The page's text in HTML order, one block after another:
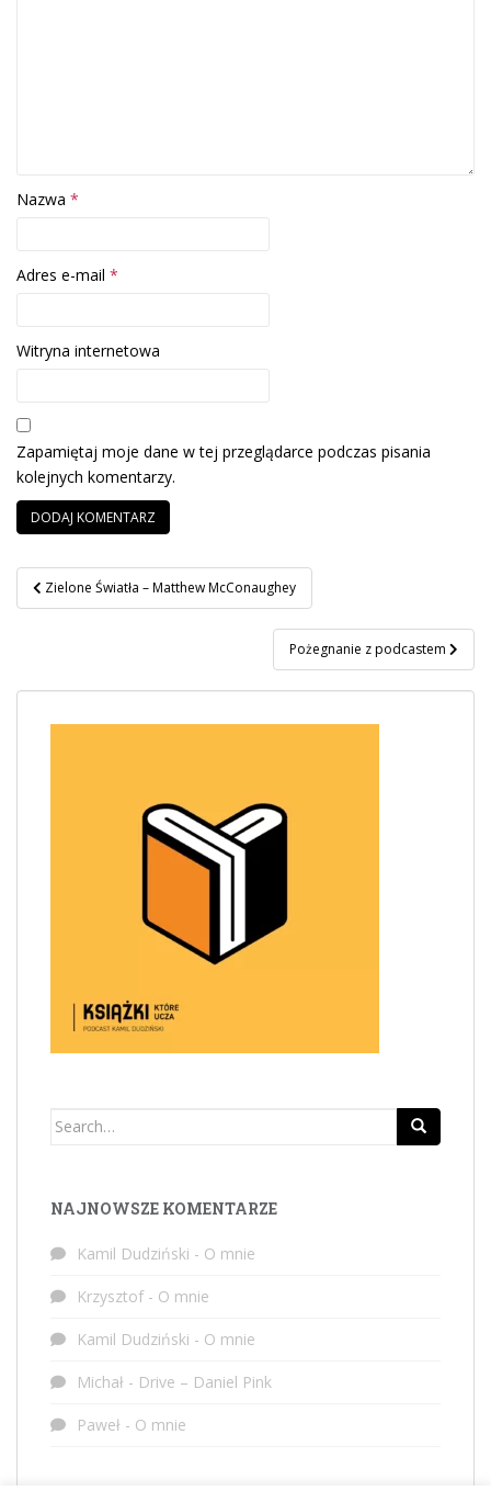
Nazwa *
Adres e-mail *
Witryna internetowa
Zapamiętaj moje dane w tej przeglądarce podczas pisania
kolejnych komentarzy.
Nawigacja
wpisu
Zielone Światła – Matthew McConaughey
Pożegnanie z podcastem
Search
NAJNOWSZE KOMENTARZE
Kamil Dudziński - O mnie
Krzysztof- O mnie
Kamil Dudziński - O mnie
Michał - Drive – Daniel Pink
Paweł - O mnie